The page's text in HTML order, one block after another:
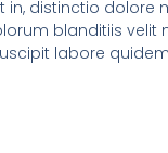
in, distinctio dolore
blanditiis velit
labore